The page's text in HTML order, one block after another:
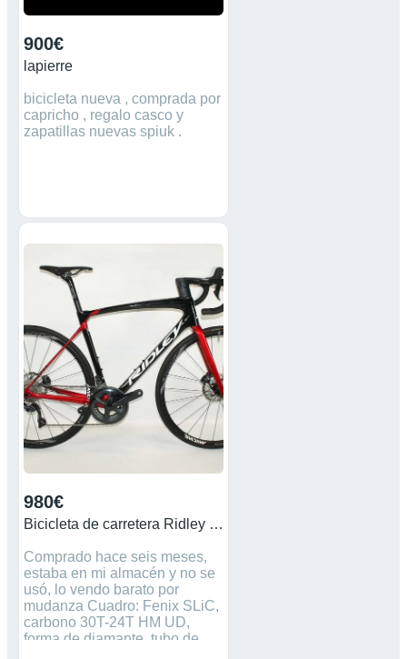
900€
lapierre
bicicleta nueva , comprada por
capricho , regalo casco y
zapatillas nuevas spiuk .
980€
Bicicleta de carretera Ridley Fenix ​​​​SLiC 2021
Comprado hace seis meses,
estaba en mi almacén y no se
usó, lo vendo barato por
mudanza Cuadro: Fenix ​​​​SLiC,
carbono 30T-24T HM UD,
forma de diamante, tubo de